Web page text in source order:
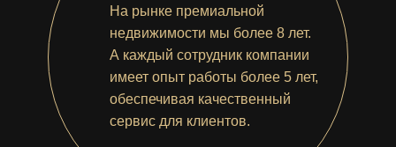
На рынке премиальной
недвижимости мы более 8 лет.
А каждый сотрудник компании
имеет опыт работы более 5 лет,
обеспечивая качественный
сервис для клиентов.